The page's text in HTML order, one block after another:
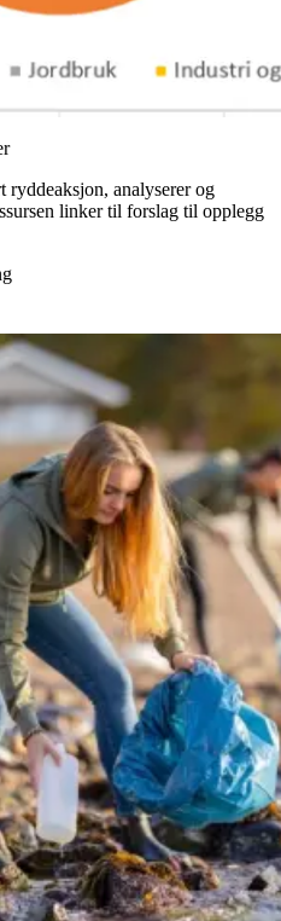
ryddeaksjon, analyserer og
linker til forslag til opplegg